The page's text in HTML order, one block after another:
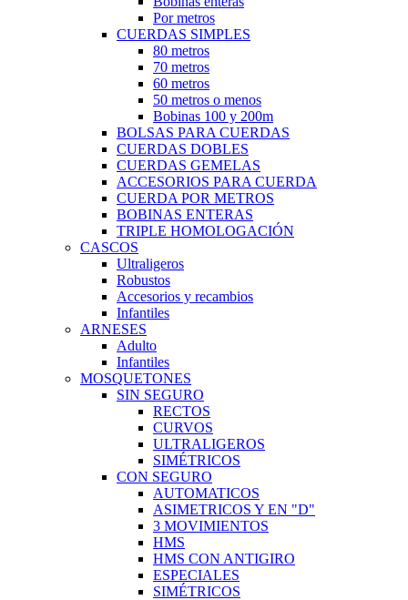
Por metros
CUERDAS SIMPLES
80 metros
70 metros
60 metros
50 metros o menos
Bobinas 100 y 200m
BOLSAS PARA CUERDAS
CUERDAS DOBLES
CUERDAS GEMELAS
ACCESORIOS PARA CUERDA
CUERDA POR METROS
BOBINAS ENTERAS
TRIPLE HOMOLOGACIÓN
CASCOS
Ultraligeros
Robustos
Accesorios y recambios
Infantiles
ARNESES
Adulto
Infantiles
MOSQUETONES
SIN SEGURO
RECTOS
CURVOS
ULTRALIGEROS
SIMÉTRICOS
CON SEGURO
AUTOMATICOS
ASIMETRICOS Y EN "D"
3 MOVIMIENTOS
HMS
HMS CON ANTIGIRO
ESPECIALES
SIMÉTRICOS